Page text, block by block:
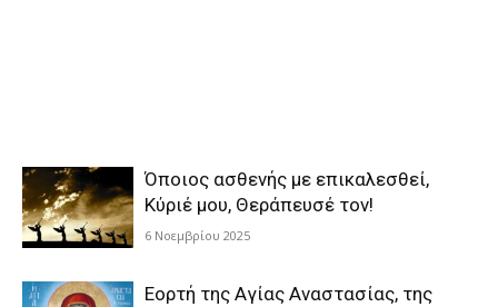
Όποιος ασθενής με επικαλεσθεί,
Κύριέ μου, Θεράπευσέ τον!
6 Νοεμβρίου 2025
Εορτή της Αγίας Αναστασίας, της